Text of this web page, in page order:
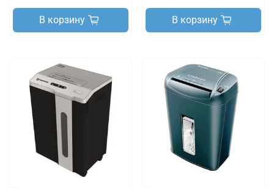
В корзину В корзину